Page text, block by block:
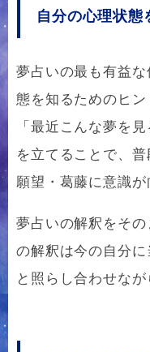
自分の心理状態
夢占いの最も有益
態を知るためのヒン
「最近こんな夢を
を立てることで、
願望・葛藤に意識が
夢占いの解釈をそ
の解釈は今の自分
と照らし合わせなが